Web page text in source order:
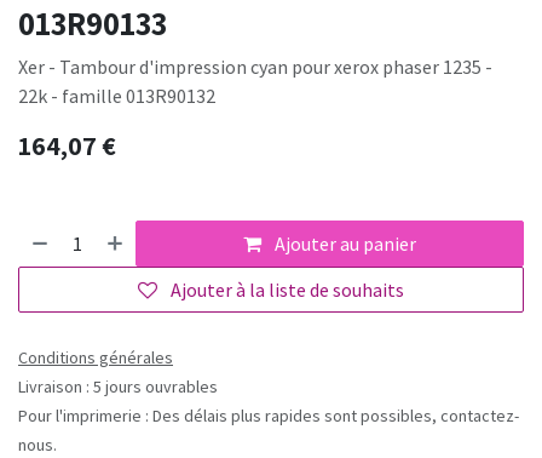
013R90133
Xer - Tambour d'impression cyan pour xerox phaser 1235 -
22k - famille 013R90132
164,07€
Ajouter au panier
Ajouter à la liste de souhaits
Conditions générales
Livraison : 5 jours ouvrables
Pour l'imprimerie : Des délais plus rapides sont possibles, contactez-
nous.